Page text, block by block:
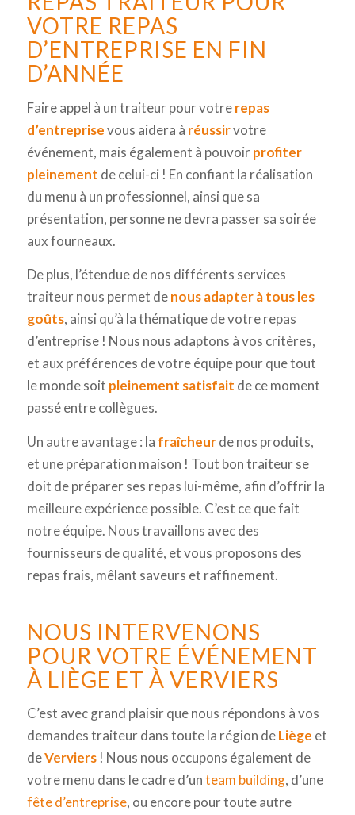
VOTRE REPAS
D’ENTREPRISE EN FIN
D’ANNÉE
Faire appel à un traiteur pour votrerepas
d’entreprisevous aidera à réussirvotre
événement, mais également à pouvoirprofiter
pleinement de celui-ci ! En confiant la réalisation
du menu à un professionnel, ainsi que sa
présentation, personne ne devra passer sa soirée
aux fourneaux.
De plus, l’étendue de nos différents services
traiteur nous permet denous adapter à tous les
goûts, ainsi qu’à la thématique de votre repas
d’entreprise ! Nous nous adaptons à vos critères,
et aux préférences de votre équipe pour que tout
le monde soit pleinement satisfait de ce moment
passé entre collègues.
Un autre avantage : la fraîcheurde nos produits,
et une préparation maison ! Tout bon traiteur se
doit de préparer ses repas lui-même, afin d’offrir la
meilleure expérience possible. C’est ce que fait
notre équipe. Nous travaillons avec des
fournisseurs de qualité, et vous proposons des
repas frais, mêlant saveurs et raffinement.
NOUS INTERVENONS
POUR VOTRE ÉVÉNEMENT
À LIÈGE ET À VERVIERS
C’est avec grand plaisir que nous répondons à vos
demandes traiteur dans toute la région deLiège et
deVerviers! Nous nous occupons également de
votre menu dans le cadre d’unteam building, d’une
fête d’entreprise, ou encore pour toute autre